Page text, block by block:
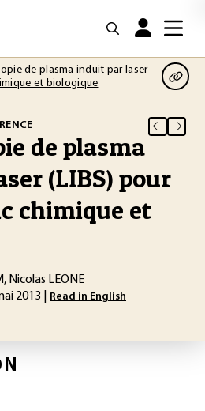
de plasma induit par laser
et biologique
de plasma
(LIBS) pour
chimique et
Nicolas LEONE
2013 | Read in English